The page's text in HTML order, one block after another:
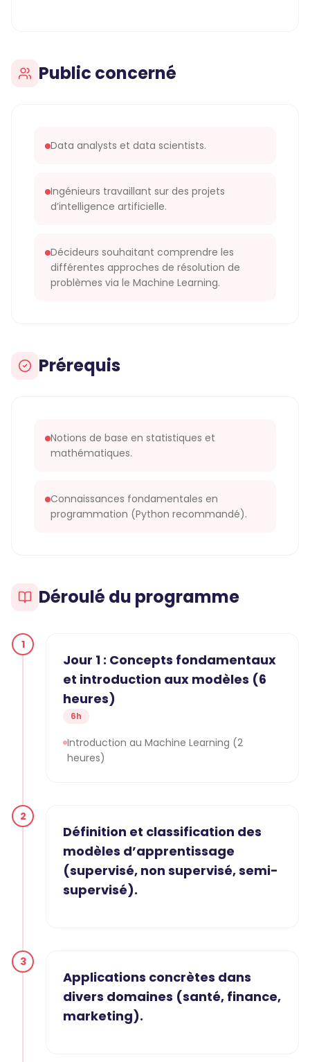
Public concerné
Data analysts et data scientists.
Ingénieurs travaillant sur des projets
d’intelligence artificielle.
Décideurs souhaitant comprendre les
différentes approches de résolution de
problèmes via le Machine Learning.
Prérequis
Notions de base en statistiques et
mathématiques.
Connaissances fondamentales en
programmation (Python recommandé).
Déroulé du programme
1
Jour 1 : Concepts fondamentaux
et introduction aux modèles (6
heures)
6h
Introduction au Machine Learning (2
heures)
2
Définition et classification des
modèles d’apprentissage
(supervisé, non supervisé, semi-
supervisé).
3
Applications concrètes dans
divers domaines (santé, finance,
marketing).